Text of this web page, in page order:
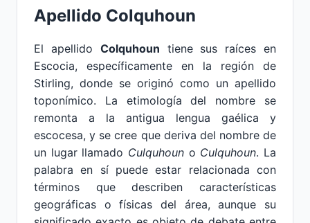
Apellido Colquhoun
El apellido Colquhoun tiene sus raíces en
Escocia, específicamente en la región de
Stirling, donde se originó como un apellido
toponímico. La etimología del nombre se
remonta a la antigua lengua gaélica y
escocesa, y se cree que deriva del nombre de
un lugar llamado Culquhoun o Culquhoun. La
palabra en sí puede estar relacionada con
términos que describen características
geográficas o físicas del área, aunque su